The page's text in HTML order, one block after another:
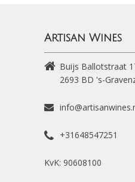
Artisan Wines
Buijs Ballotstraat
2693 BD 's-
+31648547251
KvK: 90608100